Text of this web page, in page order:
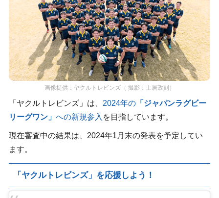
画像提供：ヤクルトレビンズ（ 撮影：土居政則）
「ヤクルトレビンズ」は、 2024年の「ジャパンラグビー
リーグワン」 への新規参入 を目指しています。
現在審査中の結果は、2024年1月末の発表を予定してい
ます。
「ヤクルトレビンズ」を応援しよう！